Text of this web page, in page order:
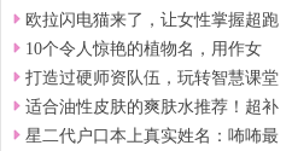
欧拉闪电猫来了，让女性掌握超跑
10个令人惊艳的植物名，用作女
打造过硬师资队伍，玩转智慧课堂
适合油性皮肤的爽肤水推荐！超补
星二代户口本上真实姓名：咘咘最